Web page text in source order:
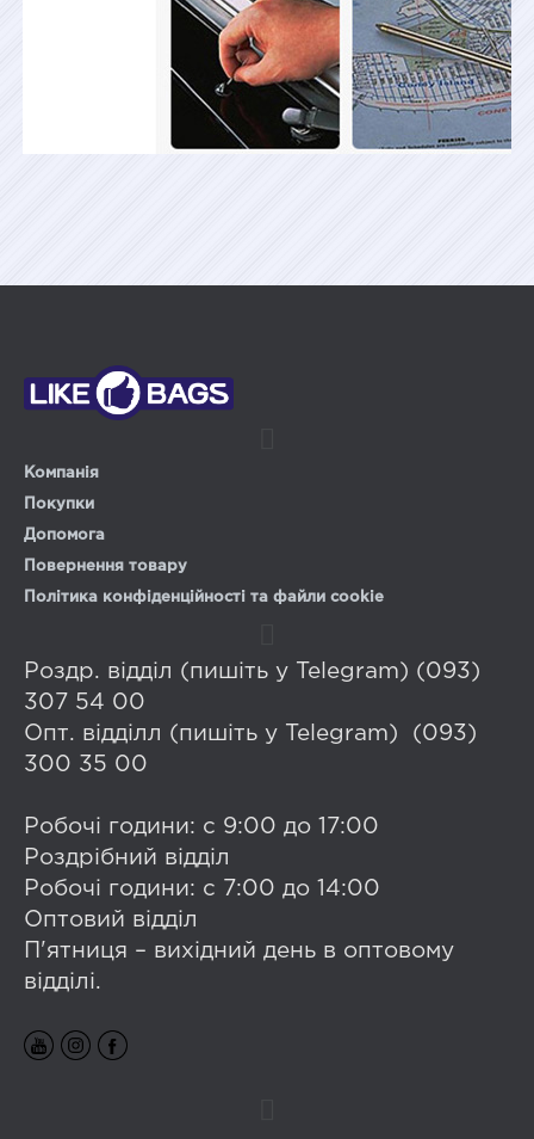
Компанія
Покупки
Допомога
Повернення товару
Політика конфіденційності та файли cookie
Роздр. відділ (пишіть у Telegram) (093)
307 54 00
Опт. відділл (пишіть у Telegram) (093)
300 35 00
Робочі години: с 9:00 до 17:00
Роздрібний відділ
Робочі години: с 7:00 до 14:00
Оптовий відділ
П'ятниця – вихідний день в оптовому
відділі.